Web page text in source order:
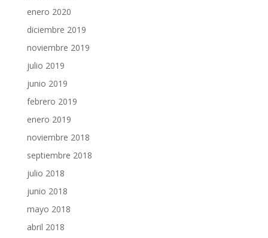
enero 2020
diciembre 2019
noviembre 2019
julio 2019
junio 2019
febrero 2019
enero 2019
noviembre 2018
septiembre 2018
julio 2018
junio 2018
mayo 2018
abril 2018